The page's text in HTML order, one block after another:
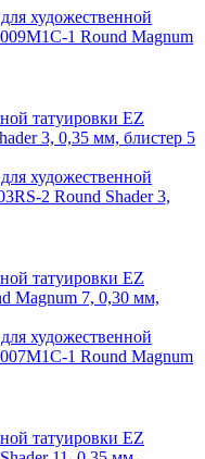
художественной
1 Round Magnum
художественной
2 Round Shader 3,
художественной
1 Round Magnum